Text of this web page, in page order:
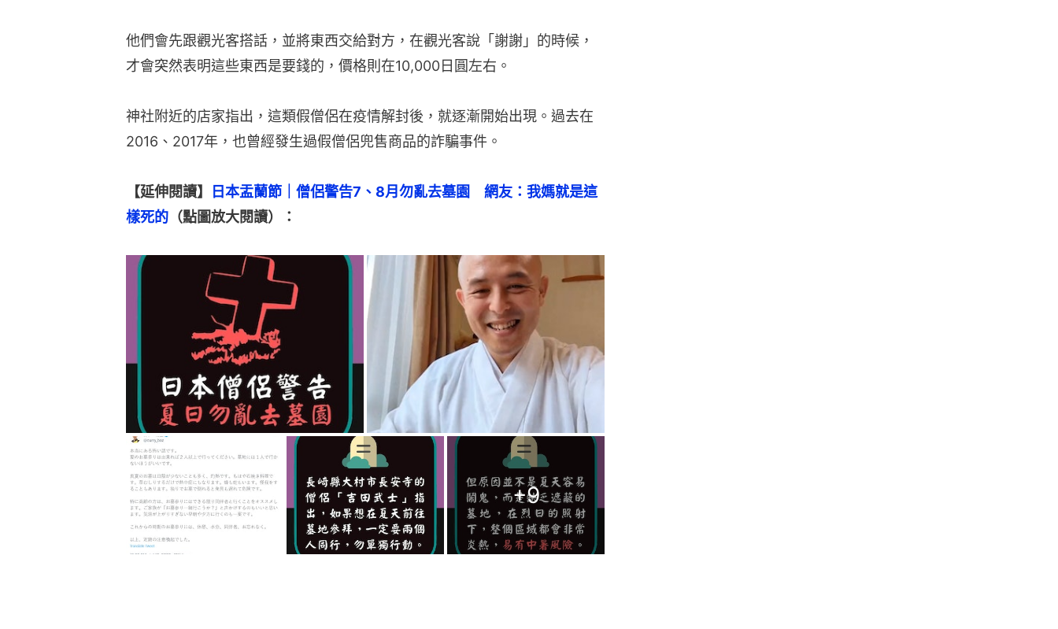
他們會先跟觀光客搭話，並將東西交給對方，在觀光客說「謝謝」的時候，
才會突然表明這些東西是要錢的，價格則在10,000日圓左右。
神社附近的店家指出，這類假僧侶在疫情解封後，就逐漸開始出現。過去在
2016、2017年，也曾經發生過假僧侶兜售商品的詐騙事件。
【延伸閱讀】
日本盂蘭節｜僧侶警告7、8月勿亂去墓園　網友：我媽就是這
樣死的 （點圖放大閱讀）：
+9